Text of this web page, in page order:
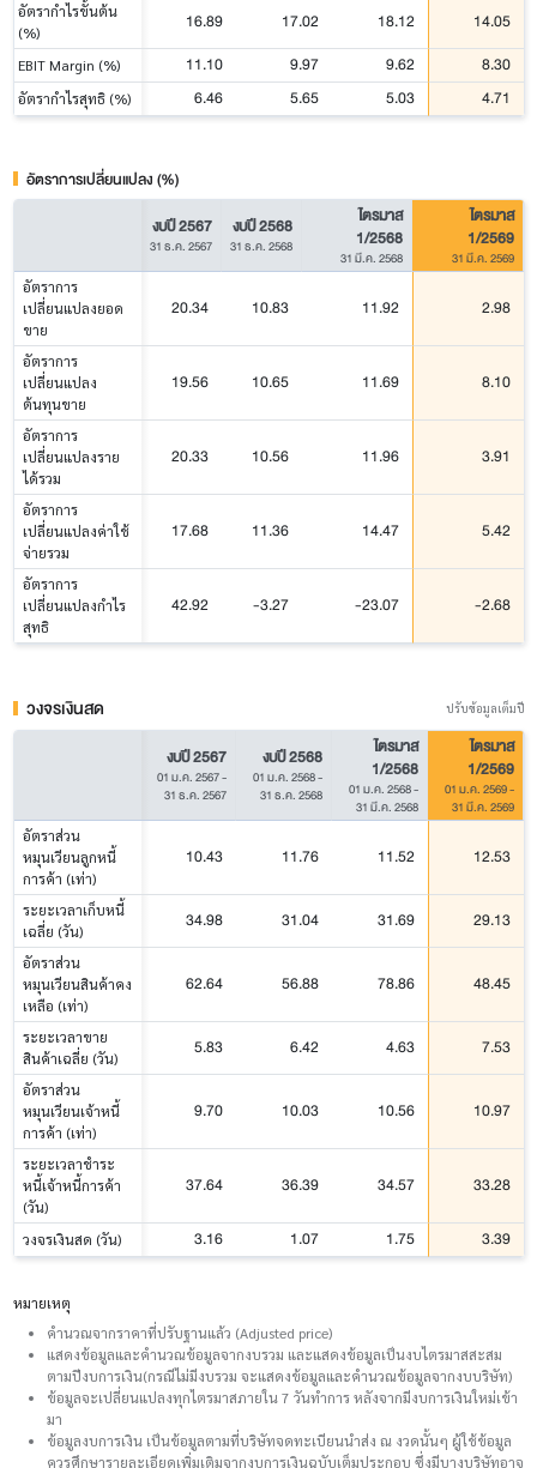
อัตรากำไรขั้นต้น
(%)
16.89 17.02 18.12 14.05
EBIT Margin (%) 11.10 9.97 9.62 8.30
อัตรากำไรสุทธิ (%) 6.46 5.65 5.03 4.71
อัตราการเปลี่ยนแปลง (%)
งบปี 2567
31 ธ.ค. 2567
งบปี 2568
31 ธ.ค. 2568
ไตรมาส
1/2568
31 มี.ค. 2568
ไตรมาส
1/2569
31 มี.ค. 2569
อัตราการ
เปลี่ยนแปลงยอด
ขาย
20.34 10.83 11.92 2.98
อัตราการ
เปลี่ยนแปลง
ต้นทุนขาย
19.56 10.65 11.69 8.10
อัตราการ
เปลี่ยนแปลงราย
ได้รวม
20.33 10.56 11.96 3.91
อัตราการ
เปลี่ยนแปลงค่าใช้
จ่ายรวม
17.68 11.36 14.47 5.42
อัตราการ
เปลี่ยนแปลงกำไร
สุทธิ
42.92 -3.27 -23.07 -2.68
วงจรเงินสด ปรับข้อมูลเต็มปี
งบปี 2567
01 ม.ค. 2567-
31 ธ.ค. 2567
งบปี 2568
01 ม.ค. 2568-
31 ธ.ค. 2568
ไตรมาส
1/2568
01 ม.ค. 2568-
31 มี.ค. 2568
ไตรมาส
1/2569
01 ม.ค. 2569-
31 มี.ค. 2569
อัตราส่วน
หมุนเวียนลูกหนี้
การค้า (เท่า)
10.43 11.76 11.52 12.53
ระยะเวลาเก็บหนี้
เฉลี่ย (วัน)
34.98 31.04 31.69 29.13
อัตราส่วน
หมุนเวียนสินค้าคง
เหลือ (เท่า)
62.64 56.88 78.86 48.45
ระยะเวลาขาย
สินค้าเฉลี่ย (วัน)
5.83 6.42 4.63 7.53
อัตราส่วน
หมุนเวียนเจ้าหนี้
การค้า (เท่า)
9.70 10.03 10.56 10.97
ระยะเวลาชำระ
หนี้เจ้าหนี้การค้า
(วัน)
37.64 36.39 34.57 33.28
วงจรเงินสด (วัน) 3.16 1.07 1.75 3.39
หมายเหตุ
คำนวณจากราคาที่ปรับฐานแล้ว (Adjusted price)
แสดงข้อมูลและคำนวณข้อมูลจากงบรวม และแสดงข้อมูลเป็นงบไตรมาสสะสม
ตามปีงบการเงิน(กรณีไม่มีงบรวม จะแสดงข้อมูลและคำนวณข้อมูลจากงบบริษัท)
ข้อมูลจะเปลี่ยนแปลงทุกไตรมาสภายใน 7 วันทำการ หลังจากมีงบการเงินใหม่เข้า
มา
ข้อมูลงบการเงิน เป็นข้อมูลตามที่บริษัทจดทะเบียนนำส่ง ณ งวดนั้นๆ ผู้ใช้ข้อมูล
ควรศึกษารายละเอียดเพิ่มเติมจากงบการเงินฉบับเต็มประกอบ ซึ่งมีบางบริษัทอาจ